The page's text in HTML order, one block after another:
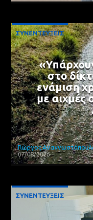
ΣΥΝΕΝΤΕΥΞΕΙΣ
στο
ενάμιση
με αιχμές
Γιώργος
07/08/2026
ΣΥΝΕΝΤΕΥΞΕΙΣ